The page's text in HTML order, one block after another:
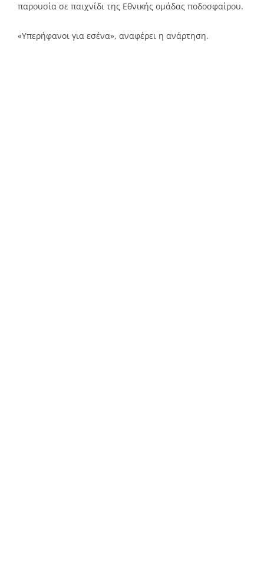
παρουσία σε παιχνίδι της Εθνικής ομάδας ποδοσφαίρου.
«Υπερήφανοι για εσένα», αναφέρει η ανάρτηση.